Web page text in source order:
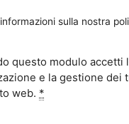
sulla nostra
questo modulo accetti
e la gestione dei
web. *